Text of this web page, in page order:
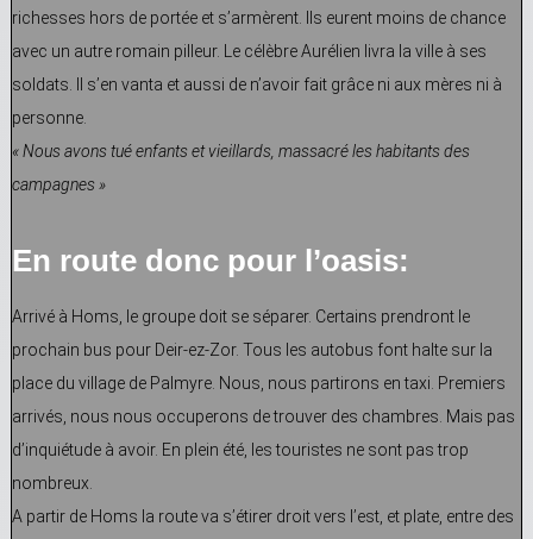
richesses hors de portée et s’armèrent. Ils eurent moins de chance
avec un autre romain pilleur. Le célèbre Aurélien livra la ville à ses
soldats. Il s’en vanta et aussi de n’avoir fait grâce ni aux mères ni à
personne.
« Nous avons tué enfants et vieillards, massacré les habitants des
campagnes »
En route donc pour l’oasis:
Arrivé à Homs, le groupe doit se séparer. Certains prendront le
prochain bus pour Deir-ez-Zor. Tous les autobus font halte sur la
place du village de Palmyre. Nous, nous partirons en taxi. Premiers
arrivés, nous nous occuperons de trouver des chambres. Mais pas
d’inquiétude à avoir. En plein été, les touristes ne sont pas trop
nombreux.
A partir de Homs la route va s’étirer droit vers l’est, et plate, entre des